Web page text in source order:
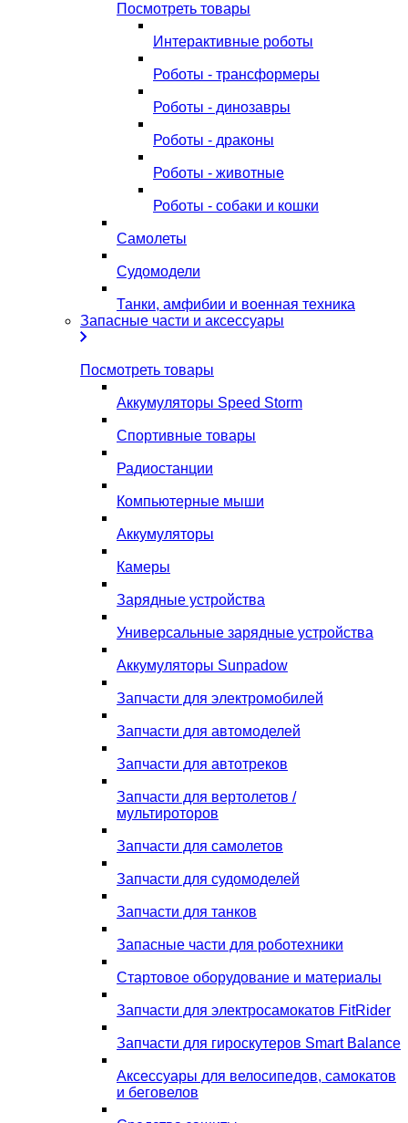
Посмотреть товары
Интерактивные роботы
Роботы - трансформеры
Роботы - динозавры
Роботы - драконы
Роботы - животные
Роботы - собаки и кошки
Самолеты
Судомодели
Танки, амфибии и военная техника
Запасные части и аксессуары
Посмотреть товары
Аккумуляторы Speed Storm
Спортивные товары
Радиостанции
Компьютерные мыши
Аккумуляторы
Камеры
Зарядные устройства
Универсальные зарядные устройства
Аккумуляторы Sunpadow
Запчасти для электромобилей
Запчасти для автомоделей
Запчасти для автотреков
Запчасти для вертолетов /
мультироторов
Запчасти для самолетов
Запчасти для судомоделей
Запчасти для танков
Запасные части для роботехники
Стартовое оборудование и материалы
Запчасти для электросамокатов FitRider
Запчасти для гироскутеров Smart Balance
Аксессуары для велосипедов, самокатов
и беговелов